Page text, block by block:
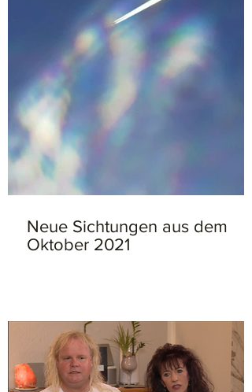
Neue Sichtungen aus dem
Oktober 2021